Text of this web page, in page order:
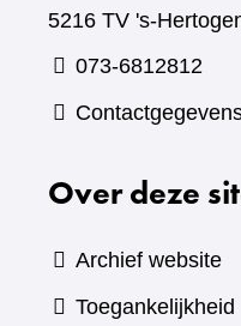
5216 TV 's-
073-6812812
Over deze
Archief website
Toegankelijkheid